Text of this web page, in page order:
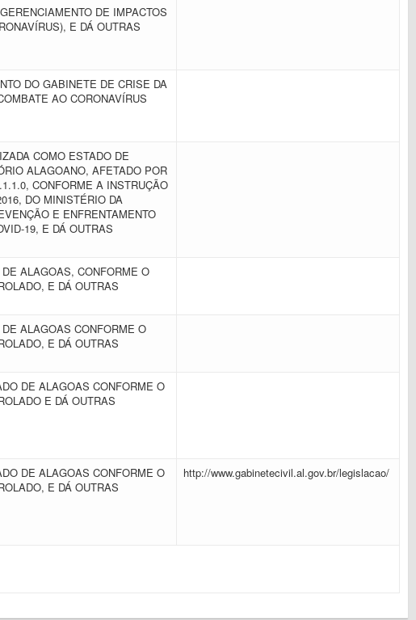
DE IMPACTOS
E DÁ OUTRAS
DO GABINETE DE CRISE DA
AO CORONAVÍRUS
COMO ESTADO DE
ALAGOANO, AFETADO POR
CONFORME A INSTRUÇÃO
DO MINISTÉRIO DA
E ENFRENTAMENTO
19, E DÁ OUTRAS
ALAGOAS, CONFORME O
E DÁ OUTRAS
ALAGOAS CONFORME O
E DÁ OUTRAS
DE ALAGOAS CONFORME O
E DÁ OUTRAS
DE ALAGOAS CONFORME O
E DÁ OUTRAS
http://www.gabinetecivil.al.gov.br/legislacao/